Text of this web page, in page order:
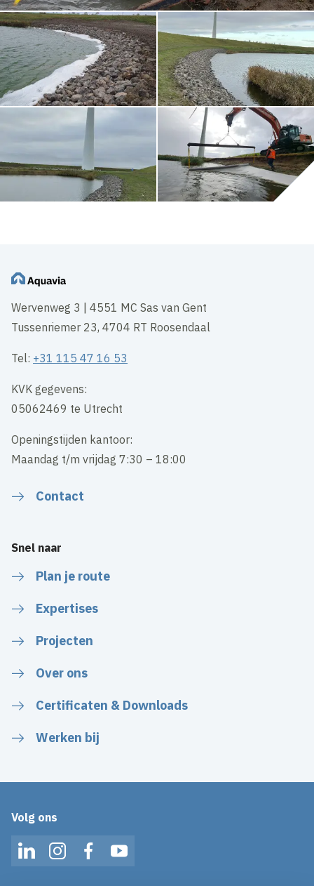
Wervenweg 3 | 4551 MC Sas van Gent
Tussenriemer 23, 4704 RT Roosendaal
Tel: +31 115 47 16 53
KVK gegevens:
05062469 te Utrecht
Openingstijden kantoor:
Maandag t/m vrijdag 7:30 – 18:00
Contact
Snel naar
Plan je route
Expertises
Projecten
Over ons
Certificaten & Downloads
Werken bij
Volg ons
LinkedInInstagramFacebookYouTube